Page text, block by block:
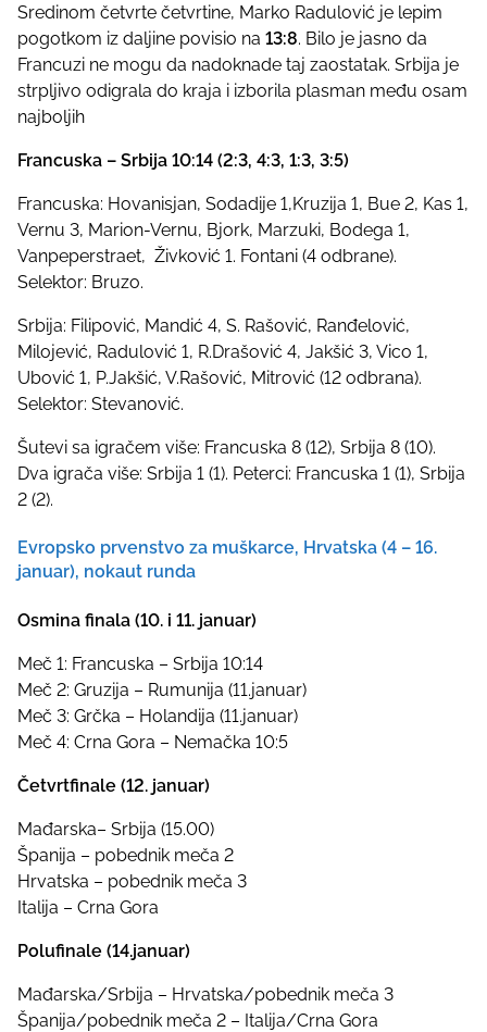
Sredinom četvrte četvrtine, Marko Radulović je lepim
pogotkom iz daljine povisio na 13:8. Bilo je jasno da
Francuzi ne mogu da nadoknade taj zaostatak. Srbija je
strpljivo odigrala do kraja i izborila plasman među osam
najboljih
Francuska – Srbija 10:14 (2:3, 4:3, 1:3, 3:5)
Francuska: Hovanisjan, Sodadije 1,Kruzija 1, Bue 2, Kas 1,
Vernu 3, Marion-Vernu, Bjork, Marzuki, Bodega 1,
Vanpeperstraet, Živković 1. Fontani (4 odbrane).
Selektor: Bruzo.
Srbija: Filipović, Mandić 4, S. Rašović, Ranđelović,
Milojević, Radulović 1, R.Drašović 4, Jakšić 3, Vico 1,
Ubović 1, P.Jakšić, V.Rašović, Mitrović (12 odbrana).
Selektor: Stevanović.
Šutevi sa igračem više: Francuska 8 (12), Srbija 8 (10).
Dva igrača više: Srbija 1 (1). Peterci: Francuska 1 (1), Srbija
2 (2).
Evropsko prvenstvo za muškarce, Hrvatska (4 – 16.
januar), nokaut runda
Osmina finala (10. i 11. januar)
Meč 1: Francuska – Srbija 10:14
Meč 2: Gruzija – Rumunija (11.januar)
Meč 3: Grčka – Holandija (11.januar)
Meč 4: Crna Gora – Nemačka 10:5
Četvrtfinale (12. januar)
Mađarska– Srbija (15.00)
Španija – pobednik meča 2
Hrvatska – pobednik meča 3
Italija – Crna Gora
Polufinale (14.januar)
Mađarska/Srbija – Hrvatska/pobednik meča 3
Španija/pobednik meča 2 – Italija/Crna Gora